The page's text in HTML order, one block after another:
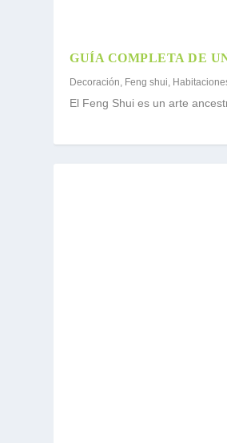
GUÍA COMPLETA DE
Decoración, Feng shui,
El Feng Shui es un arte